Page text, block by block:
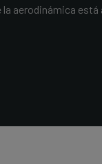
aerodinámica está